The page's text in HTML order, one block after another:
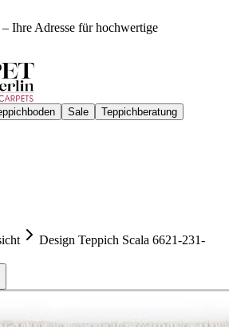
Ihre Adresse für hochwertige
Sale Teppichberatung
Design Teppich Scala 6621-231-